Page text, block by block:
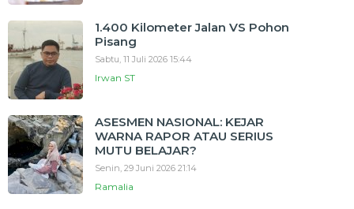
1.400 Kilometer Jalan VS Pohon
Pisang
Sabtu, 11 Juli 2026 15:44
Irwan ST
ASESMEN NASIONAL: KEJAR
WARNA RAPOR ATAU SERIUS
MUTU BELAJAR?
Senin, 29 Juni 2026 21:14
Ramalia